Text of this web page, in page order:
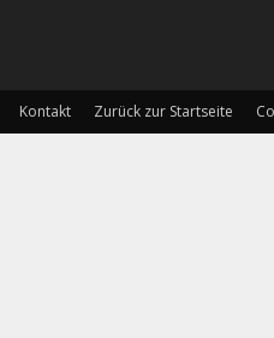
Kontakt Zurück zur Startseite